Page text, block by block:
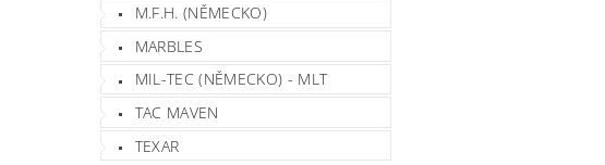
M.F.H. (NĚMECKO)
MARBLES
MIL-TEC (NĚMECKO) - MLT
TAC MAVEN
TEXAR